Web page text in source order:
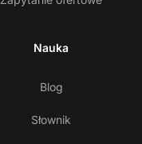
Nauka
Blog
Słownik